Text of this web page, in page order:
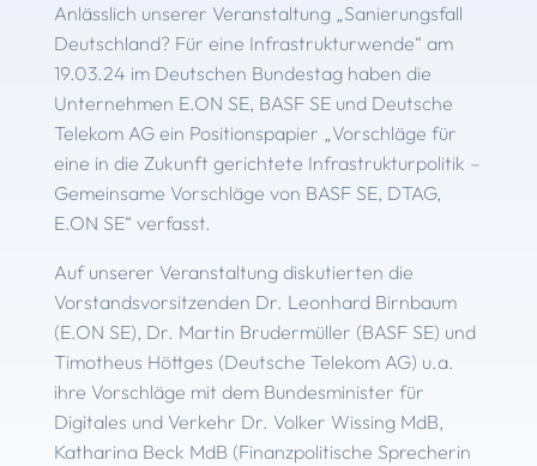
Anlässlich unserer Veranstaltung „Sanierungsfall
Deutschland? Für eine Infrastrukturwende“ am
19.03.24 im Deutschen Bundestag haben die
Unternehmen E.ON SE, BASF SE und Deutsche
Telekom AG ein Positionspapier „Vorschläge für
eine in die Zukunft gerichtete Infrastrukturpolitik –
Gemeinsame Vorschläge von BASF SE, DTAG,
E.ON SE“ verfasst.
Auf unserer Veranstaltung diskutierten die
Vorstandsvorsitzenden Dr. Leonhard Birnbaum
(E.ON SE), Dr. Martin Brudermüller (BASF SE) und
Timotheus Höttges (Deutsche Telekom AG) u.a.
ihre Vorschläge mit dem Bundesminister für
Digitales und Verkehr Dr. Volker Wissing MdB,
Katharina Beck MdB (Finanzpolitische Sprecherin